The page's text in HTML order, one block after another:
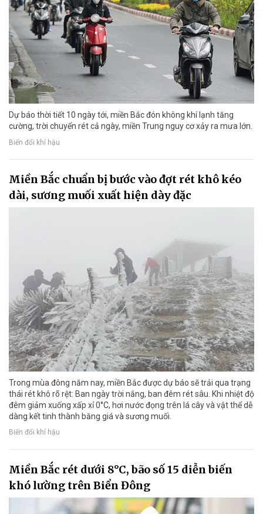
Dự báo thời tiết 10 ngày tới, miền Bắc đón không khí lạnh tăng
cường, trời chuyển rét cả ngày, miền Trung nguy cơ xảy ra mưa lớn.
Biến đổi khí hậu
Miền Bắc chuẩn bị bước vào đợt rét khô kéo
dài, sương muối xuất hiện dày đặc
Trong mùa đông năm nay, miền Bắc được dự báo sẽ trải qua trạng
thái rét khô rõ rệt: Ban ngày trời nắng, ban đêm rét sâu. Khi nhiệt độ
đêm giảm xuống xấp xỉ 0°C, hơi nước đọng trên lá cây và vật thể dễ
dàng kết tinh thành băng giá và sương muối.
Biến đổi khí hậu
Miền Bắc rét dưới 8°C, bão số 15 diễn biến
khó lường trên Biển Đông